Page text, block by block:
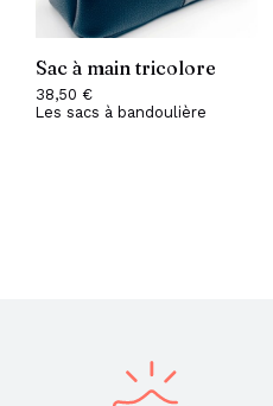
Sac à main tricolore
38,50 €
Les sacs à bandoulière